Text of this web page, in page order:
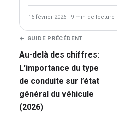
16 février 2026 · 9 min de lecture
Navigation
de
l’article
← GUIDE PRÉCÉDENT
Au-delà des chiffres:
L’importance du type
de conduite sur l’état
général du véhicule
(2026)